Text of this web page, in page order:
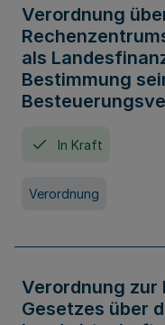
Verordnung
als
Bestimmung
In Kraft
Verordnung
Verordnung zur
Gesetzes über